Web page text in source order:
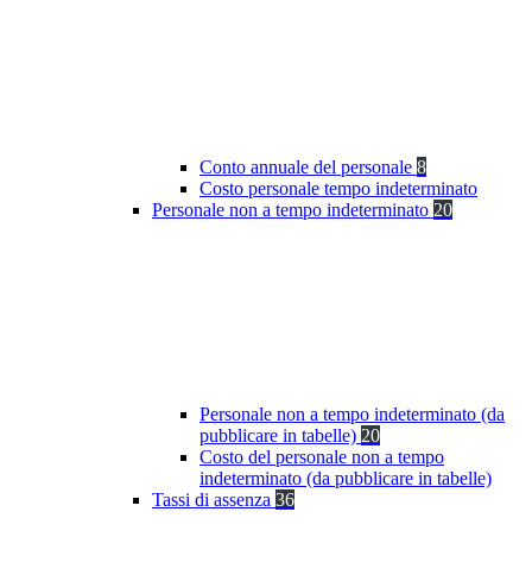
Conto annuale del personale 8
Costo personale tempo indeterminato
Personale non a tempo indeterminato 20
Personale non a tempo indeterminato (da
pubblicare in tabelle) 20
Costo del personale non a tempo
indeterminato (da pubblicare in tabelle)
Tassi di assenza 36